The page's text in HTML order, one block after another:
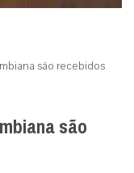
são recebidos
são